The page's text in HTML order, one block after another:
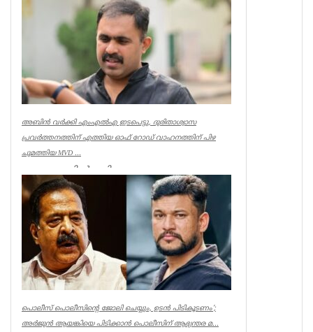
Kerala
അബിൻ വർക്കി എംഎൽഎ ഇടപെട്ടു, ദുരിതാശ്വാസ
പ്രവർത്തനത്തിന് എത്തിയ ഓഫ് റോഡ് വാഹനത്തിന് പിഴ
ചുമത്തിയ MVD ...
ആറന്മുളയിൽ ദുരിതാശ്വാസ
പ്രവർത്തനത്തിന് എത്തിയ ഓഫ് റോഡ്
വാഹനത്തിന് മോട്ടോർ വെഹിക്കിൾ
ഇൻസ്പെക്ടർ പിഴ ...
Kerala
പൊലീസ് പൊലീസിന്റെ ജോലി ചെയ്യും, ഉടന്‍ പിടികൂടണം’;
അര്‍ജുന്‍ ആയങ്കിയെ പിടിക്കാന്‍ പൊലീസിന് ആഭ്യന്തര മ...